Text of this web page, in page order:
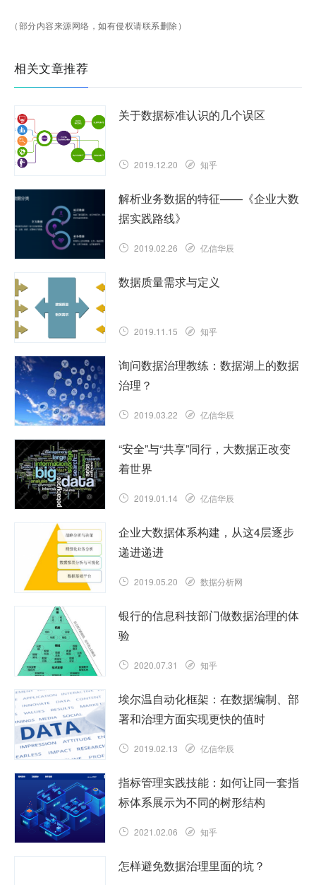
（部分内容来源网络，如有侵权请联系删除）
相关文章推荐
关于数据标准认识的几个误区
2019.12.20 知乎
解析业务数据的特征——《企业大数
据实践路线》
2019.02.26 亿信华辰
数据质量需求与定义
2019.11.15 知乎
询问数据治理教练：数据湖上的数据
治理？
2019.03.22 亿信华辰
“安全”与“共享”同行，大数据正改变
着世界
2019.01.14 亿信华辰
企业大数据体系构建，从这4层逐步
递进递进
2019.05.20 数据分析网
银行的信息科技部门做数据治理的体
验
2020.07.31 知乎
埃尔温自动化框架：在数据编制、部
署和治理方面实现更快的值时
2019.02.13 亿信华辰
指标管理实践技能：如何让同一套指
标体系展示为不同的树形结构
2021.02.06 知乎
怎样避免数据治理里面的坑？